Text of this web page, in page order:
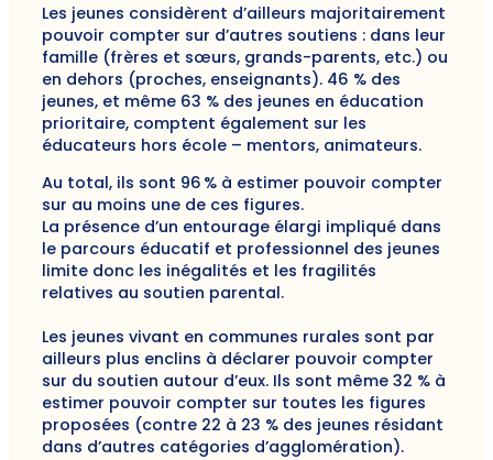
Les jeunes considèrent d’ailleurs majoritairement
pouvoir compter sur d’autres soutiens : dans leur
famille (frères et sœurs, grands-parents, etc.) ou
en dehors (proches, enseignants). 46 % des
jeunes, et même 63 % des jeunes en éducation
prioritaire, comptent également sur les
éducateurs hors école – mentors, animateurs.
Au total, ils sont 96 % à estimer pouvoir compter
sur au moins une de ces figures.
La présence d’un entourage élargi impliqué dans
le parcours éducatif et professionnel des jeunes
limite donc les inégalités et les fragilités
relatives au soutien parental.
Les jeunes vivant en communes rurales sont par
ailleurs plus enclins à déclarer pouvoir compter
sur du soutien autour d’eux. Ils sont même 32 % à
estimer pouvoir compter sur toutes les figures
proposées (contre 22 à 23 % des jeunes résidant
dans d’autres catégories d’agglomération).